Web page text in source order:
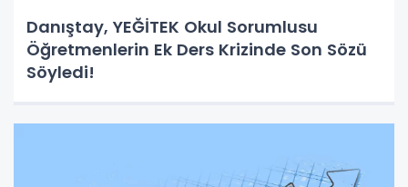
Danıştay, YEĞİTEK Okul Sorumlusu
Öğretmenlerin Ek Ders Krizinde Son Sözü
Söyledi!